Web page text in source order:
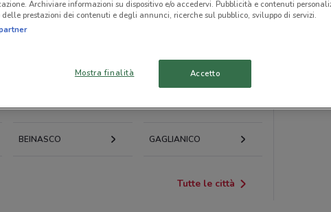
CIRIÈ PAVONE CANAVESE
COLLEGNO
BEINASCO GAGLIANICO
Tutte le città
Archiviare informazioni su dispositivo e/o accedervi. Pubblicità e contenuti
prestazioni dei contenuti e degli annunci, ricerche sul pubblico, sviluppo di servizi.
Mostra finalità Accetto